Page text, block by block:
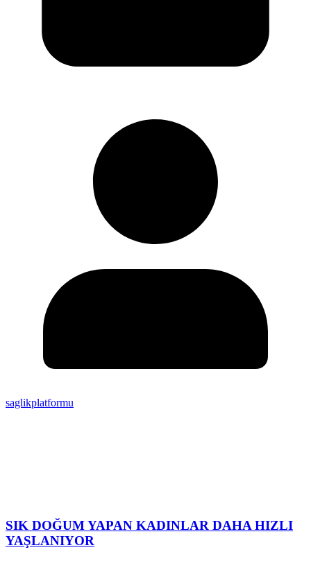
saglikplatformu
SIK DOĞUM YAPAN KADINLAR DAHA HIZLI
YAŞLANIYOR